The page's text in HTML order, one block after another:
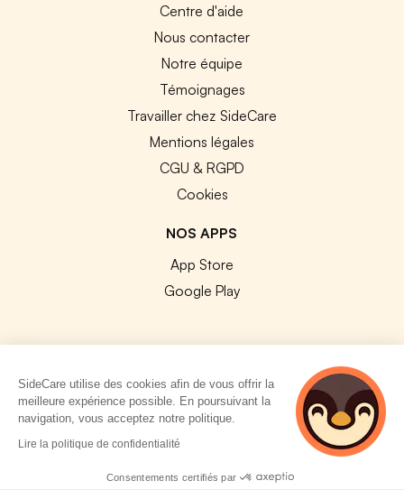
Centre d'aide
Nous contacter
Notre équipe
Témoignages
Travailler chez SideCare
Mentions légales
CGU & RGPD
Cookies
NOS APPS
App Store
Google Play
© 2026 SideCare. Tous droits réservés.
SideCare utilise des cookies afin de vous offrir la
meilleure expérience possible. En poursuivant la
navigation, vous acceptez notre politique.
Lire la politique de confidentialité
Consentements certifiés par
2 personnes
consultent
actuellement cette